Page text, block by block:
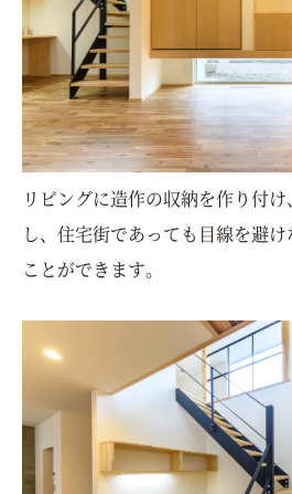
リビングに造作の収納を作り付
し、住宅街であっても目線を避
ことができます。